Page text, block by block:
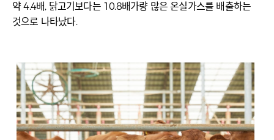
약 4.4배, 닭고기보다는 10.8배가량 많은 온실가스를 배출하는
것으로 나타났다.